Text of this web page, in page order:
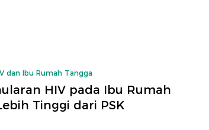
dan Ibu Rumah Tangga
HIV pada Ibu Rumah
Tinggi dari PSK